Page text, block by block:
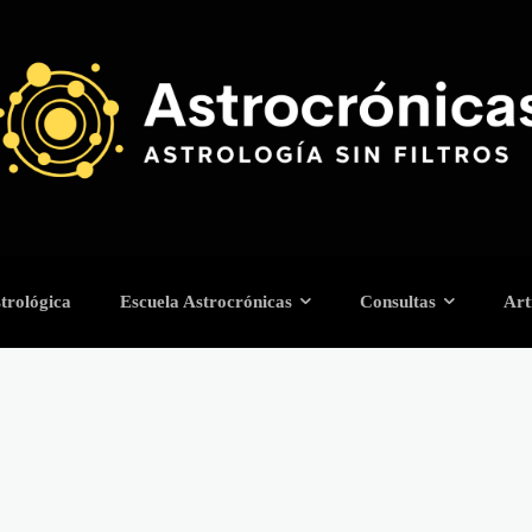
Escuela Astrocrónicas Consultas